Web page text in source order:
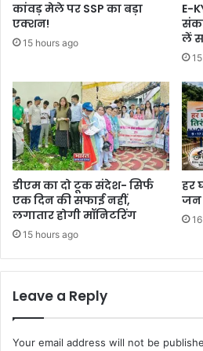
कांवड़ मेले पर SSP का बड़ा
एक्शन!
15 hours ago
E-
लें
डीएम का दो टूक संदेश- सिर्फ
एक दिन की सफाई नहीं,
लगातार होगी मॉनिटरिंग
15 hours ago
हर
जन
Leave a Reply
Your email address will not be